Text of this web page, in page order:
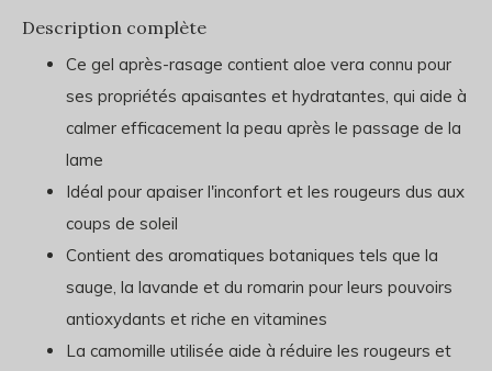
Description complète
Ce gel après-rasage contient aloe vera connu pour
ses propriétés apaisantes et hydratantes, qui aide à
calmer efficacement la peau après le passage de la
lame
Idéal pour apaiser l'inconfort et les rougeurs dus aux
coups de soleil
Contient des aromatiques botaniques tels que la
sauge, la lavande et du romarin pour leurs pouvoirs
antioxydants et riche en vitamines
La camomille utilisée aide à réduire les rougeurs et